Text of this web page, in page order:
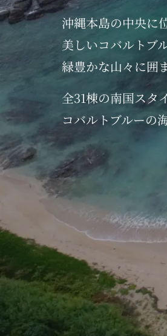
【全館停電のお知らせ】
平素よりリブマックス
2025年6月16日（月）
全館停電を伴う電気設
※設備に不具合等があ
ご迷惑をおかけいたし
2024.08.08
お盆期間中のイベントを
平素よりリブマックス
この夏、お盆期間中に
8月13日（火）～15日
また、10日（土）～17
皆様のご来場を心より
2024.05.24
【全館停電のお知らせ
平素よりリブマックス
沖縄本島の中央に
美しいコバルトブ
緑豊かな山々に囲
全31棟の南国スタ
コバルトブルーの